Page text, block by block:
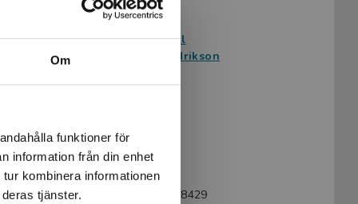
Om
funktioner för
information från din enhet
kombinera informationen
tjänster.
Avsedd för:
Från 15 år
Författare:
Moa Candil
Bengt Fredrikson
Lättlästnivå:
X-Large
LIX:
29
ISBN:
9789179498429